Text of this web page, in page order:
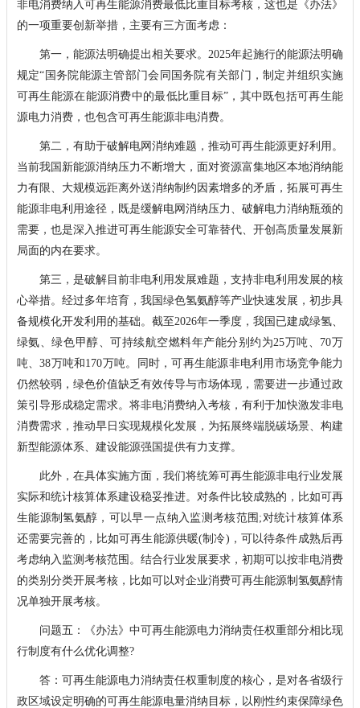
非电消费纳入可再生能源消费最低比重目标考核，这也是《办法》
的一项重要创新举措，主要有三方面考虑：
第一，能源法明确提出相关要求。2025年起施行的能源法明确
规定“国务院能源主管部门会同国务院有关部门，制定并组织实施
可再生能源在能源消费中的最低比重目标”，其中既包括可再生能
源电力消费，也包含可再生能源非电消费。
第二，有助于破解电网消纳难题，推动可再生能源更好利用。
当前我国新能源消纳压力不断增大，面对资源富集地区本地消纳能
力有限、大规模远距离外送消纳制约因素增多的矛盾，拓展可再生
能源非电利用途径，既是缓解电网消纳压力、破解电力消纳瓶颈的
需要，也是深入推进可再生能源安全可靠替代、开创高质量发展新
局面的内在要求。
第三，是破解目前非电利用发展难题，支持非电利用发展的核
心举措。经过多年培育，我国绿色氢氨醇等产业快速发展，初步具
备规模化开发利用的基础。截至2026年一季度，我国已建成绿氢、
绿氨、绿色甲醇、可持续航空燃料年产能分别约为25万吨、70万
吨、38万吨和170万吨。同时，可再生能源非电利用市场竞争能力
仍然较弱，绿色价值缺乏有效传导与市场体现，需要进一步通过政
策引导形成稳定需求。将非电消费纳入考核，有利于加快激发非电
消费需求，推动早日实现规模化发展，为拓展终端脱碳场景、构建
新型能源体系、建设能源强国提供有力支撑。
此外，在具体实施方面，我们将统筹可再生能源非电行业发展
实际和统计核算体系建设稳妥推进。对条件比较成熟的，比如可再
生能源制氢氨醇，可以早一点纳入监测考核范围;对统计核算体系
还需要完善的，比如可再生能源供暖(制冷)，可以待条件成熟后再
考虑纳入监测考核范围。结合行业发展要求，初期可以按非电消费
的类别分类开展考核，比如可以对企业消费可再生能源制氢氨醇情
况单独开展考核。
问题五：《办法》中可再生能源电力消纳责任权重部分相比现
行制度有什么优化调整?
答：可再生能源电力消纳责任权重制度的核心，是对各省级行
政区域设定明确的可再生能源电量消纳目标，以刚性约束保障绿色